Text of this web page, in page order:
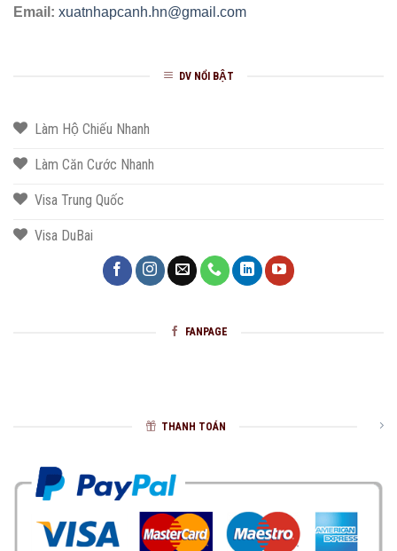
Email: xuatnhapcanh.hn@gmail.com
DV NỔI BẬT
Làm Hộ Chiếu Nhanh
Làm Căn Cước Nhanh
Visa Trung Quốc
Visa DuBai
FANPAGE
THANH TOÁN